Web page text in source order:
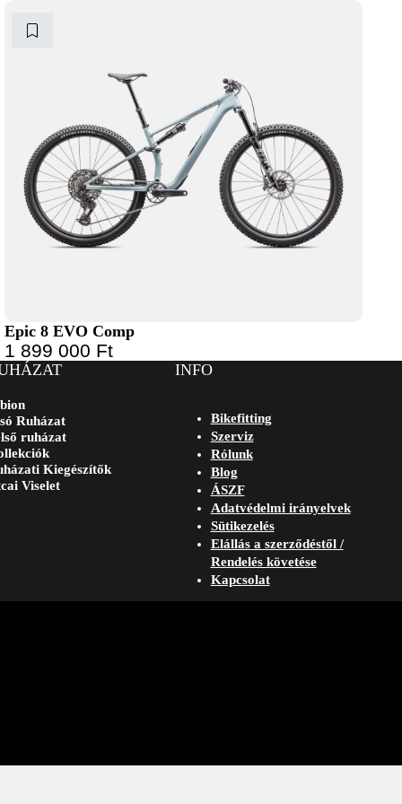
Epic 8 EVO Comp
1 899 000 Ft
Ruházat
ruházat
Kiegészítők
Viselet
INFO
Bikefitting
Szerviz
Rólunk
Blog
ÁSZF
Adatvédelmi irányelvek
Sütikezelés
Elállás a szerződéstől /
Rendelés követése
Kapcsolat